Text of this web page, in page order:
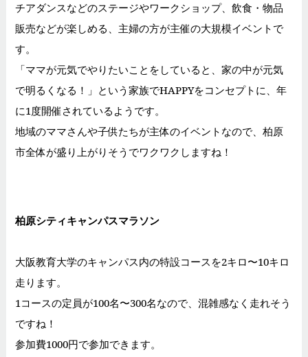
チアダンスなどのステージやワークショップ、飲食・物品
販売などが楽しめる、 主婦の方が主催の大規模イベントで
す。
「ママが元気でやりたいことをしていると、家の中が元気
で明るくなる！」という 家族でHAPPYをコンセプトに、年
に1度開催されているようです。
地域のママさんや子供たちが主体のイベントなので、柏原
市全体が盛り上がりそうでワクワクしますね！
柏原シティキャンパスマラソン
大阪教育大学のキャンパス内の特設コースを2キロ〜10キロ
走ります。
1コースの定員が100名〜300名なので、混雑感なく走れそう
ですね！
参加費1000円で参加できます。